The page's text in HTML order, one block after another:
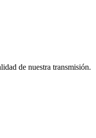
de nuestra transmisión.